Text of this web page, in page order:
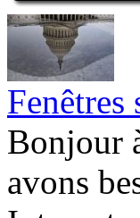
Fenêtres
Bonjour
avons